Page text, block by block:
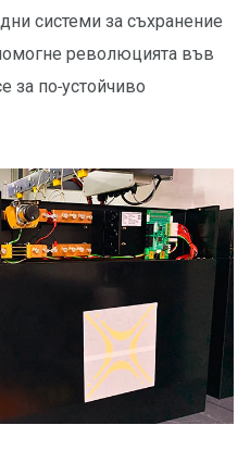
системи за съхранение
революцията във
за по-устойчиво